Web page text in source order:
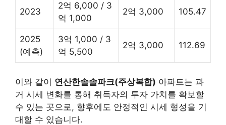
2023
2억 6,000 / 3
억 1,000
2억 3,000 105.47
2025
(예측)
3억 1,000 / 3
억 5,500
2억 3,000 112.69
이와 같이 연산한솔솔파크(주상복합) 아파트는 과
거 시세 변화를 통해 취득자의 투자 가치를 확보할
수 있는 곳으로, 향후에도 안정적인 시세 형성을 기
대할 수 있습니다.